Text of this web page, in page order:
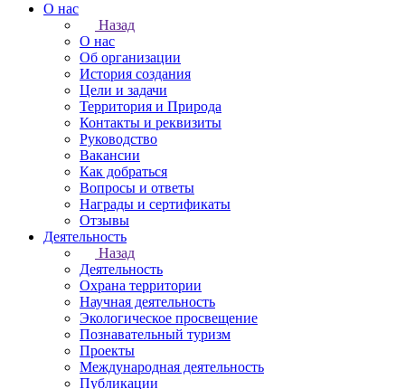
О нас
Назад
О нас
Об организации
История создания
Цели и задачи
Территория и Природа
Контакты и реквизиты
Руководство
Вакансии
Как добраться
Вопросы и ответы
Награды и сертификаты
Отзывы
Деятельность
Назад
Деятельность
Охрана территории
Научная деятельность
Экологическое просвещение
Познавательный туризм
Проекты
Международная деятельность
Публикации